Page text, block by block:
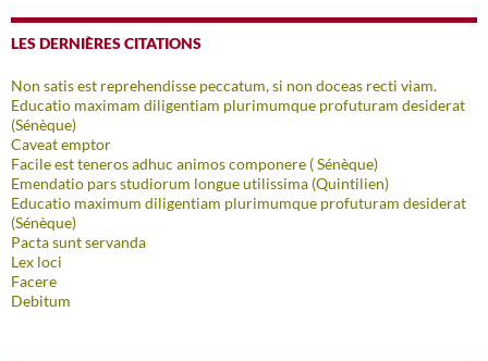
LES DERNIÈRES CITATIONS
Non satis est reprehendisse peccatum, si non doceas recti viam.
Educatio maximam diligentiam plurimumque profuturam desiderat
(Sénèque)
Caveat emptor
Facile est teneros adhuc animos componere ( Sénèque)
Emendatio pars studiorum longue utilissima (Quintilien)
Educatio maximum diligentiam plurimumque profuturam desiderat
(Sénèque)
Pacta sunt servanda
Lex loci
Facere
Debitum